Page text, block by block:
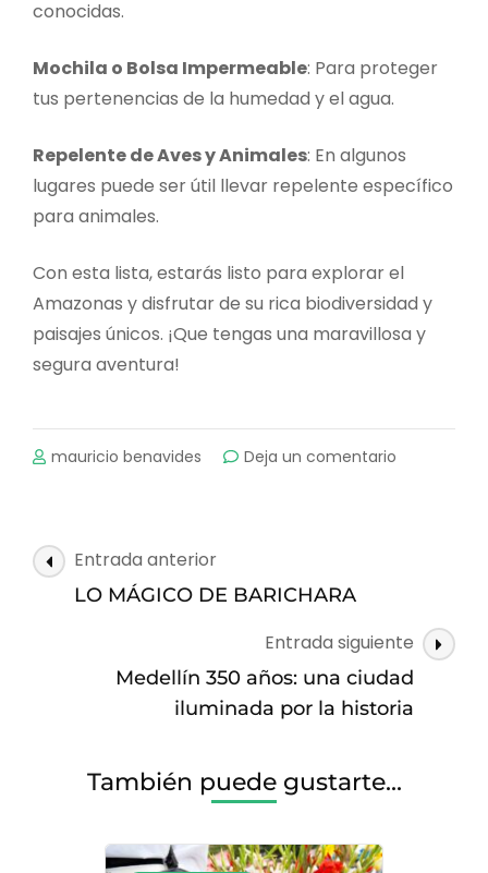
conocidas.
Mochila o Bolsa Impermeable: Para proteger
tus pertenencias de la humedad y el agua.
Repelente de Aves y Animales: En algunos
lugares puede ser útil llevar repelente específico
para animales.
Con esta lista, estarás listo para explorar el
Amazonas y disfrutar de su rica biodiversidad y
paisajes únicos. ¡Que tengas una maravillosa y
segura aventura!
mauricio benavides Deja un comentario
Navegación
de
Entrada anterior
LO MÁGICO DE BARICHARA
Entrada siguiente
Medellín 350 años: una ciudad
iluminada por la historia
También puede gustarte...